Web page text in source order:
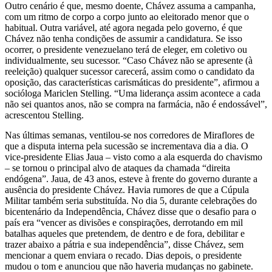
Outro cenário é que, mesmo doente, Chávez assuma a campanha,
com um ritmo de corpo a corpo junto ao eleitorado menor que o
habitual. Outra variável, até agora negada pelo governo, é que
Chávez não tenha condições de assumir a candidatura. Se isso
ocorrer, o presidente venezuelano terá de eleger, em coletivo ou
individualmente, seu sucessor. “Caso Chávez não se apresente (à
reeleição) qualquer sucessor carecerá, assim como o candidato da
oposição, das características carismáticas do presidente”, afirmou a
socióloga Mariclen Stelling. “Uma liderança assim acontece a cada
não sei quantos anos, não se compra na farmácia, não é endossável”,
acrescentou Stelling.
Nas últimas semanas, ventilou-se nos corredores de Miraflores de
que a disputa interna pela sucessão se incrementava dia a dia. O
vice-presidente Elias Jaua – visto como a ala esquerda do chavismo
– se tornou o principal alvo de ataques da chamada “direita
endógena”. Jaua, de 43 anos, esteve à frente do governo durante a
ausência do presidente Chávez. Havia rumores de que a Cúpula
Militar também seria substituída. No dia 5, durante celebrações do
bicentenário da Independência, Chávez disse que o desafio para o
país era “vencer as divisões e conspirações, derrotando em mil
batalhas aqueles que pretendem, de dentro e de fora, debilitar e
trazer abaixo a pátria e sua independência”, disse Chávez, sem
mencionar a quem enviara o recado. Dias depois, o presidente
mudou o tom e anunciou que não haveria mudanças no gabinete.